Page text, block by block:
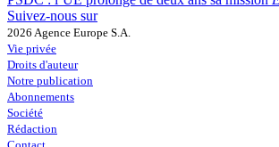
Suivez-nous sur
2026 Agence Europe S.A.
Vie privée
Droits d'auteur
Notre publication
Abonnements
Société
Rédaction